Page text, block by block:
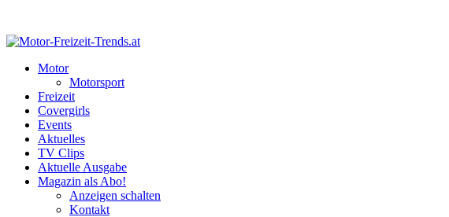
Motor
Motorsport
Freizeit
Covergirls
Events
Aktuelles
TV Clips
Aktuelle Ausgabe
Magazin als Abo!
Anzeigen schalten
Kontakt